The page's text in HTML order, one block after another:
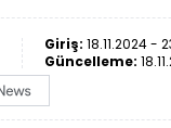
Giriş: 18.11.2024 -
Güncelleme: